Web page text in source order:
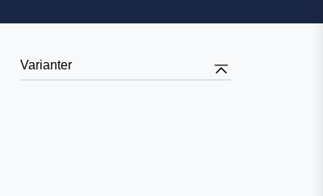
Varianter